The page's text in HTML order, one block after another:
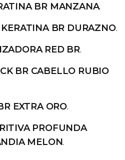
BR MANZANA.
BR DURAZNO.
RED BR.
BR CABELLO RUBIO
EXTRA ORO.
PROFUNDA
MELON.